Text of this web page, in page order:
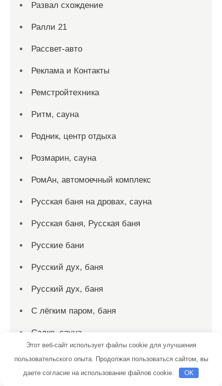
Развал схождение
Ралли 21
Рассвет-авто
Реклама и Контакты
Ремстройтехника
Ритм, сауна
Родник, центр отдыха
Розмарин, сауна
РомАн, автомоечный комплекс
Русская баня на дровах, сауна
Русская баня, Русская баня
Русские бани
Русский дух, баня
Русский дух, баня
С лёгким паром, баня
Садко, сауна
Салтыковские бани
Сауна, Сауна
Этот веб-сайт использует файлы cookie для улучшения
пользовательского опыта. Продолжая пользоваться сайтом, вы
даете согласие на использование файлов cookie.
OK